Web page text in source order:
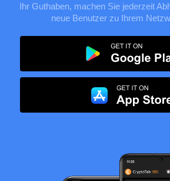
Ihr Guthaben, machen Sie jederzeit
neue Benutzer zu Ihrem